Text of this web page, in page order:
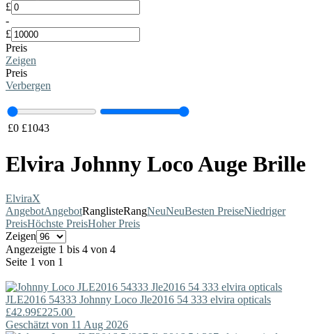
£
-
£
Preis
Zeigen
Preis
Verbergen
£0 £1043
Elvira Johnny Loco Auge Brille
ElviraX
AngebotAngebotRanglisteRangNeuNeuBesten PreiseNiedriger
PreisHöchste PreisHoher Preis
Zeigen
Angezeigte 1 bis 4 von 4
Seite 1 von 1
JLE2016 54333 Johnny Loco Jle2016 54 333 elvira opticals
£42.99£225.00
Geschätzt von 11 Aug 2026